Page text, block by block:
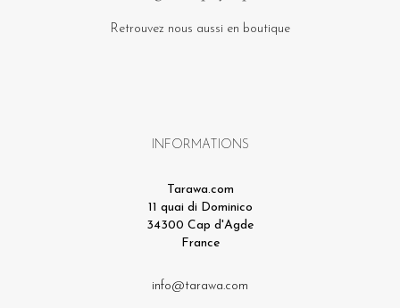
Retrouvez nous aussi en boutique
INFORMATIONS
Tarawa.com
11 quai di Dominico
34300 Cap d'Agde
France
info@tarawa.com